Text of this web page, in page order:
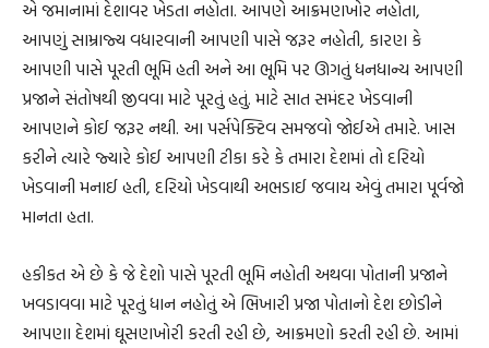
એ જમાનામાં દેશાવર ખેડતા નહોતા. આપણે આક્રમણખોર નહોતા,
આપણું સામ્રાજ્ય વધારવાની આપણી પાસે જરૂર નહોતી, કારણ કે
આપણી પાસે પૂરતી ભૂમિ હતી અને આ ભૂમિ પર ઊગતું ધનધાન્ય આપણી
પ્રજાને સંતોષથી જીવવા માટે પૂરતું હતું. માટે સાત સમંદર ખેડવાની
આપણને કોઈ જરૂર નથી. આ પર્સપેક્ટિવ સમજવો જોઈએ તમારે. ખાસ
કરીને ત્યારે જ્યારે કોઈ આપણી ટીકા કરે કે તમારા દેશમાં તો દરિયો
ખેડવાની મનાઈ હતી, દરિયો ખેડવાથી અભડાઈ જવાય એવું તમારા પૂર્વજો
માનતા હતા.
હકીકત એ છે કે જે દેશો પાસે પૂરતી ભૂમિ નહોતી અથવા પોતાની પ્રજાને
ખવડાવવા માટે પૂરતું ધાન નહોતું એ ભિખારી પ્રજા પોતાનો દેશ છોડીને
આપણા દેશમાં ઘૂસણખોરી કરતી રહી છે, આક્રમણો કરતી રહી છે. આમાં